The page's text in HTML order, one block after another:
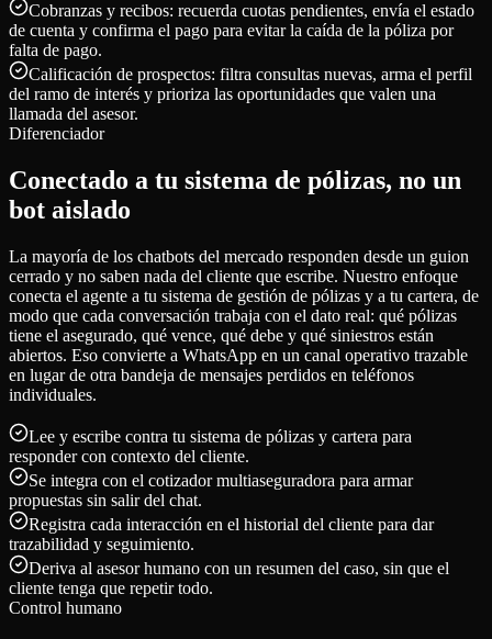
Cobranzas y recibos: recuerda cuotas pendientes, envía el estado
de cuenta y confirma el pago para evitar la caída de la póliza por
falta de pago.
Calificación de prospectos: filtra consultas nuevas, arma el perfil
del ramo de interés y prioriza las oportunidades que valen una
llamada del asesor.
Diferenciador
Conectado a tu sistema de pólizas, no un
bot aislado
La mayoría de los chatbots del mercado responden desde un guion
cerrado y no saben nada del cliente que escribe. Nuestro enfoque
conecta el agente a tu sistema de gestión de pólizas y a tu cartera, de
modo que cada conversación trabaja con el dato real: qué pólizas
tiene el asegurado, qué vence, qué debe y qué siniestros están
abiertos. Eso convierte a WhatsApp en un canal operativo trazable
en lugar de otra bandeja de mensajes perdidos en teléfonos
individuales.
Lee y escribe contra tu sistema de pólizas y cartera para
responder con contexto del cliente.
Se integra con el cotizador multiaseguradora para armar
propuestas sin salir del chat.
Registra cada interacción en el historial del cliente para dar
trazabilidad y seguimiento.
Deriva al asesor humano con un resumen del caso, sin que el
cliente tenga que repetir todo.
Control humano